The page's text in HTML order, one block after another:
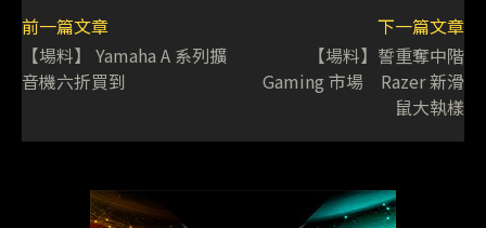
前一篇文章
【場料】 Yamaha A 系列擴
音機六折買到
下一篇文章
【場料】誓重奪中階
Gaming 市場 Razer 新滑
鼠大執樣